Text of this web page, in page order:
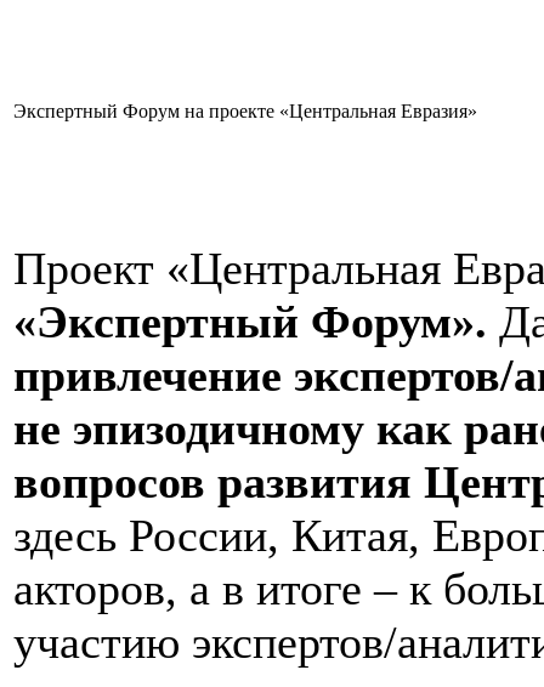
Экспертный Форум на проекте «Центральная Евразия»
Проект «Центральная
«Экспертный Форум».
привлечение
не эпизодичному как
вопросов развития
здесь России, Китая,
акторов, а в итоге – к
участию экспертов/